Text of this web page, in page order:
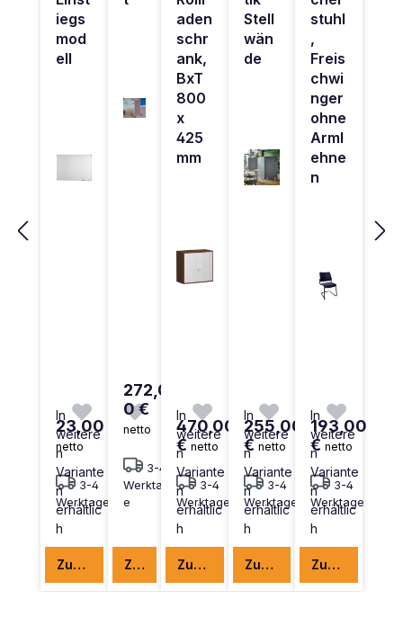
iegs
mod
ell
23,00 €
netto
3-4
Werktage
In
weitere
n
Variante
n
erhältlic
h
Zum Produkt
272,0
0 €
netto
3-4
Werktag
e
Zum Produkt
aden
schr
ank,
BxT
800
x
425
mm
470,00
€netto
3-4
Werktage
In
weitere
n
Variante
n
erhältlic
h
Zum Produkt
Stell
wän
de
255,00
€netto
3-4
Werktage
In
weitere
n
Variante
n
erhältlic
h
Zum Produkt
stuhl
,
Freis
chwi
nger
ohne
Arml
ehne
n
193,00
€netto
3-4
Werktage
In
weitere
n
Variante
n
erhältlic
h
Zum Produkt